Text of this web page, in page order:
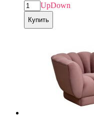
UpDown
Купить